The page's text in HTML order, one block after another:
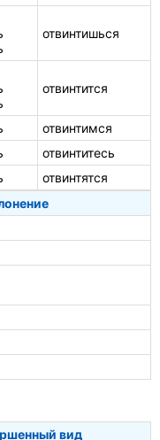
отвинтишься
отвинтится
отвинтимся
отвинтитесь
отвинтятся
вид